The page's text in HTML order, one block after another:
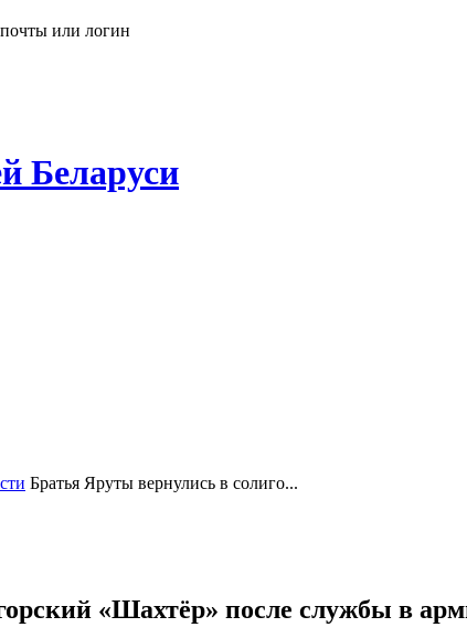
или логин
Беларуси
Братья Яруты вернулись в солиго...
«Шахтёр» после службы в